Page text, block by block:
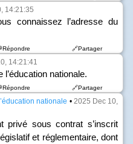
14:21:35
connaissez l’adresse du
🔗Partager
14:21:41
nationale.
🔗Partager
nationale • 2025 Dec 10,
privé sous contrat s’inscrit
et réglementaire, dont